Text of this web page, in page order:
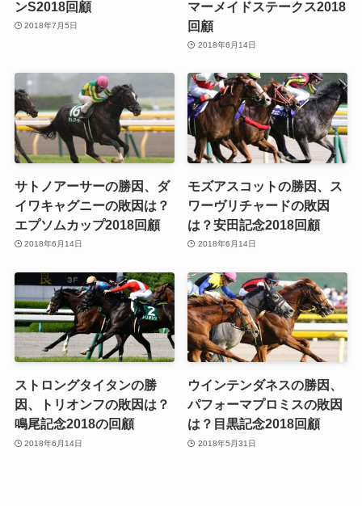
ンS2018回顧
2018年7月5日
マーメイドステークス2018
回顧
2018年6月14日
サトノアーサーの勝因、ダ
イワキャグニーの敗因は？
エプソムカップ2018回顧
2018年6月14日
モズアスコットの勝因、ス
ワーヴリチャードの敗因
は？安田記念2018回顧
2018年6月14日
ストロングタイタンの勝
因、トリオンフの敗因は？
鳴尾記念2018の回顧
2018年6月14日
ウインテンダネスの勝因、
パフォーマプロミスの敗因
は？目黒記念2018回顧
2018年5月31日